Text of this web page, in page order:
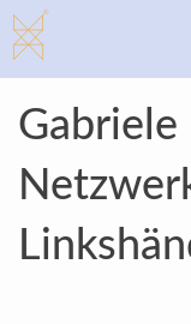
Zum
Inhalt
springen
Gabriele